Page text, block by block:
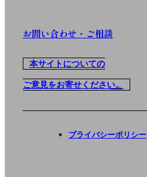
お問い合わせ・ご相談
本サイトについての
ご意見をお寄せください。
プライバシーポリシー